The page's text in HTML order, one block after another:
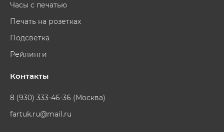
Часы с печатью
Печать на розетках
Подсветка
Рейлинги
Контакты
8 (930) 333-46-36 (Москва)
fartuk.ru@mail.ru